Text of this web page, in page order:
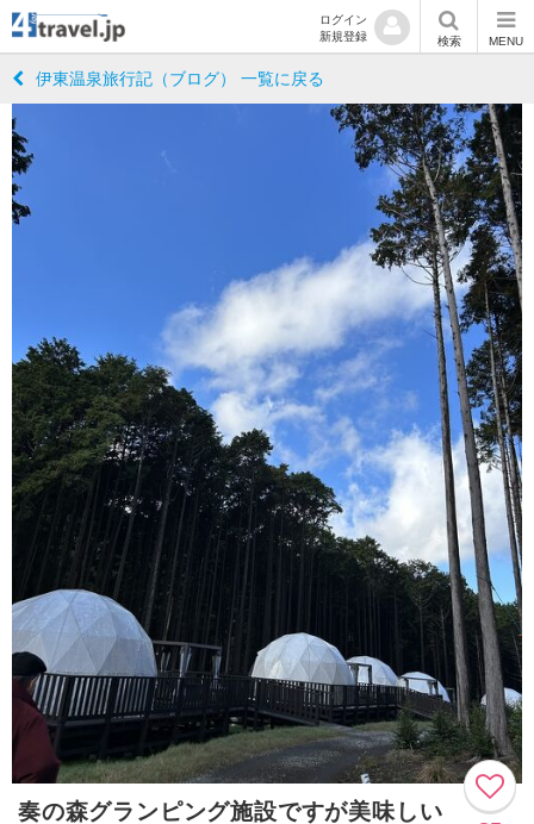
ログイン
新規登録
検索 MENU
伊東温泉旅行記（ブログ） 一覧に戻る
奏の森グランピング施設ですが美味しい